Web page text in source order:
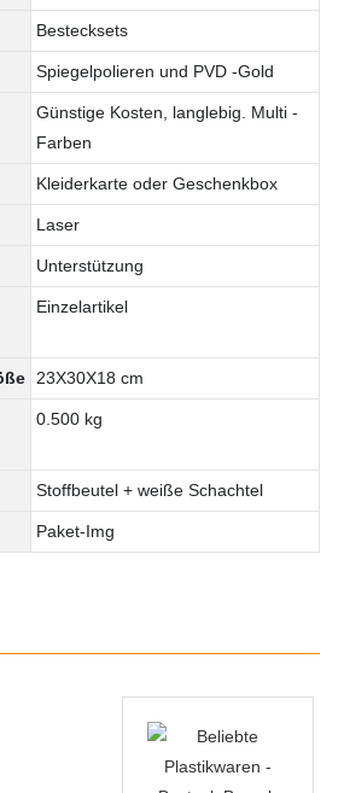
Bestecksets
Spiegelpolieren und PVD -Gold
Günstige Kosten, langlebig. Multi -
Farben
Kleiderkarte oder Geschenkbox
Laser
Unterstützung
Einzelartikel
23X30X18 cm
0.500 kg
Stoffbeutel + weiße Schachtel
Paket-Img